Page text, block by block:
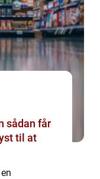
til at